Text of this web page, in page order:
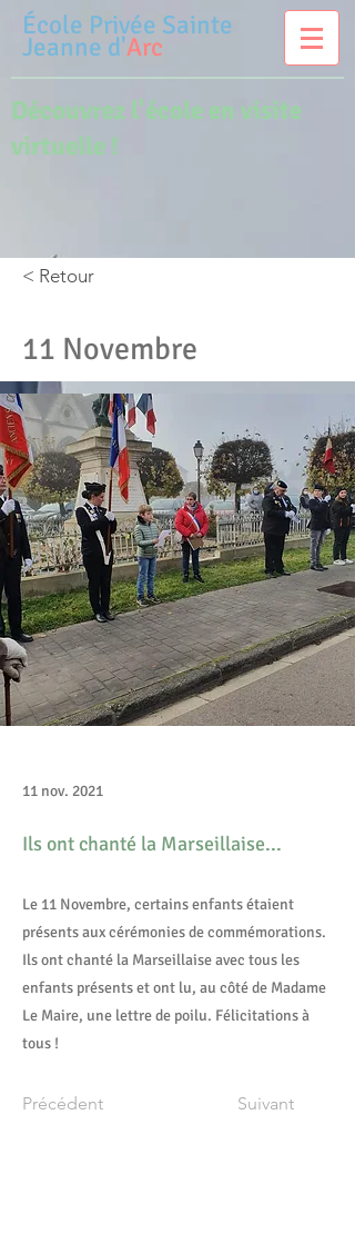
École Privée Sainte
Jeanne d'Arc
Découvrez l'école en visite
virtuelle !
< Retour
11 Novembre
11 nov. 2021
Ils ont chanté la Marseillaise...
Le 11 Novembre, certains enfants étaient
présents aux cérémonies de commémorations.
Ils ont chanté la Marseillaise avec tous les
enfants présents et ont lu, au côté de Madame
Le Maire, une lettre de poilu. Félicitations à
tous !
Précédent Suivant